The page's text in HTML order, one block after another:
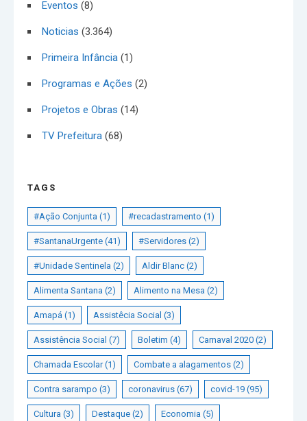
Eventos (8)
Noticias (3.364)
Primeira Infância (1)
Programas e Ações (2)
Projetos e Obras (14)
TV Prefeitura (68)
TAGS
#Ação Conjunta (1) #recadastramento (1)
#SantanaUrgente (41) #Servidores (2)
#Unidade Sentinela (2) Aldir Blanc (2)
Alimenta Santana (2) Alimento na Mesa (2)
Amapá (1) Assistêcia Social (3)
Assistência Social (7) Boletim (4) Carnaval 2020 (2)
Chamada Escolar(1) Combate a alagamentos (2)
Contra sarampo (3) coronavirus (67) covid-19 (95)
Cultura (3) Destaque (2) Economia (5)